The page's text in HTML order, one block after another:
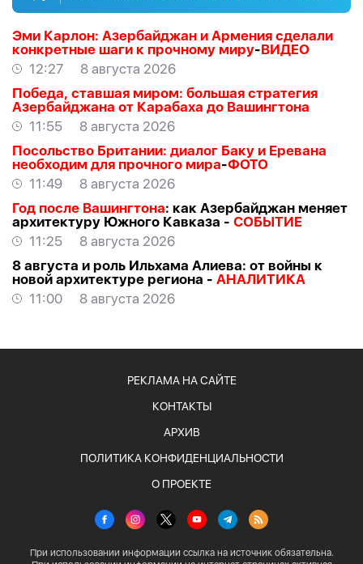
Эми Карлон: Азербайджан и Армения сделали
конкретные шаги к прочному миру-ВИДЕО
12:27
8 августа 2026
Победа, ставшая миром: большая стратегия
Азербайджана от Карабаха до Вашингтона
11:55
8 августа 2026
Посольство Британии: диалог Баку и Еревана
необходим для прочного мира-ФОТО
11:49
8 августа 2026
Год после Вашингтона: как Азербайджан меняет
архитектуру Южного Кавказа - СОБЫТИЕ
11:25
8 августа 2026
8 августа и роль Ильхама Алиева: от войны к
новой архитектуре региона - АНАЛИТИКА
11:00
8 августа 2026
РЕКЛАМА НА САЙТЕ
КОНТАКТЫ
АРХИВ
ПОЛИТИКА КОНФИДЕНЦИАЛЬНОСТИ
О ПРОЕКТЕ
При использовании информации ссылка на источник обязательна.